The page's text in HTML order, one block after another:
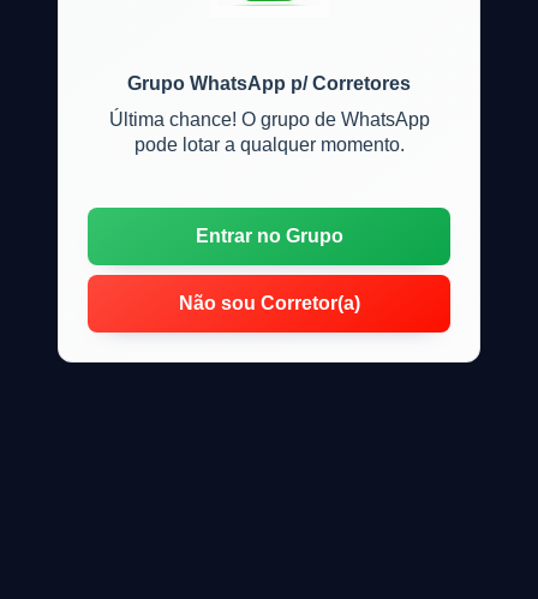
Grupo WhatsApp p/ Corretores
Última chance! O grupo de WhatsApp
pode lotar a qualquer momento.
Entrar no Grupo
Não sou Corretor(a)